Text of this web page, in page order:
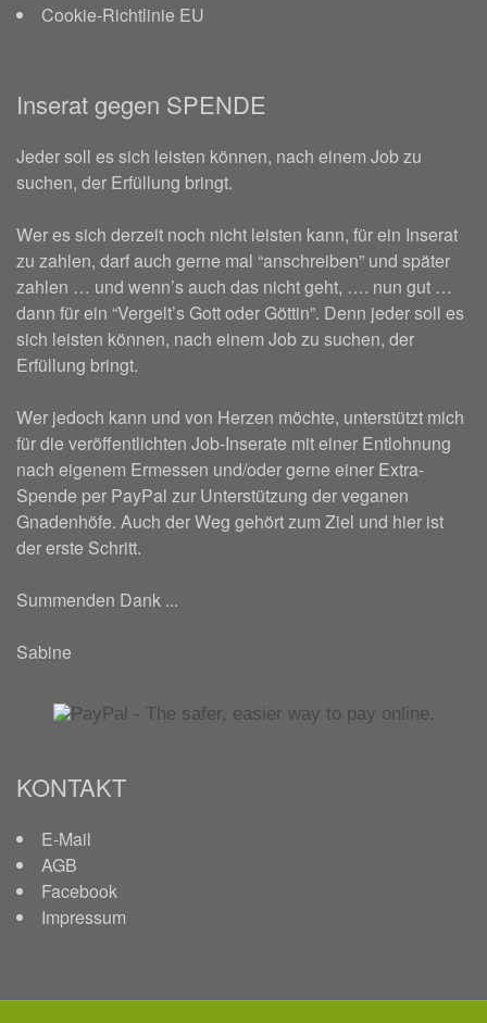
Cookie-Richtlinie EU
Inserat gegen SPENDE
Jeder soll es sich leisten können, nach einem Job zu
suchen, der Erfüllung bringt.
Wer es sich derzeit noch nicht leisten kann, für ein Inserat
zu zahlen, darf auch gerne mal “anschreiben” und später
zahlen … und wenn’s auch das nicht geht, …. nun gut …
dann für ein “Vergelt’s Gott oder Göttin”. Denn jeder soll es
sich leisten können, nach einem Job zu suchen, der
Erfüllung bringt.
Wer jedoch kann und von Herzen möchte, unterstützt mich
für die veröffentlichten Job-Inserate mit einer Entlohnung
nach eigenem Ermessen und/oder gerne einer Extra-
Spende per PayPal zur Unterstützung der veganen
Gnadenhöfe. Auch der Weg gehört zum Ziel und hier ist
der erste Schritt.
Summenden Dank ...
Sabine
KONTAKT
E-Mail
AGB
Facebook
Impressum